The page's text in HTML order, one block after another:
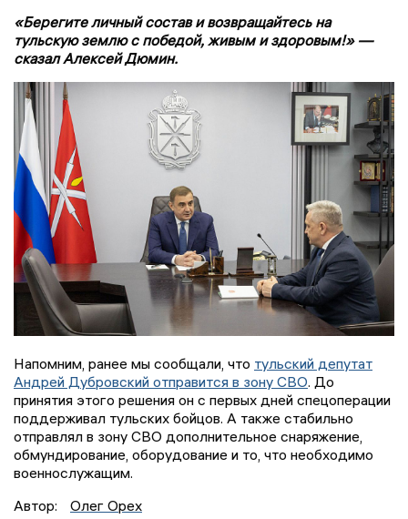
«Берегите личный состав и возвращайтесь на
тульскую землю с победой, живым и здоровым!» —
сказал Алексей Дюмин.
Напомним, ранее мы сообщали, что тульский депутат
Андрей Дубровский отправится в зону СВО. До
принятия этого решения он с первых дней спецоперации
поддерживал тульских бойцов. А также стабильно
отправлял в зону СВО дополнительное снаряжение,
обмундирование, оборудование и то, что необходимо
военнослужащим.
Автор:
Олег Орех